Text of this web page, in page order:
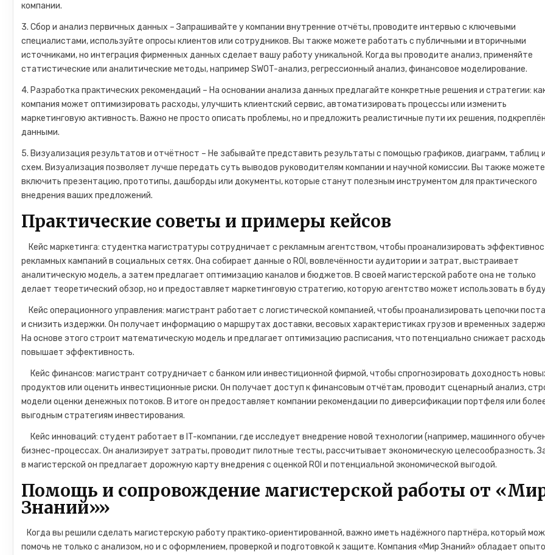
компании.
3. Сбор и анализ первичных данных – Запрашивайте у компании внутренние отчёты, проводите интервью с ключевыми
специалистами, используйте опросы клиентов или сотрудников. Вы также можете работать с публичными и вторичными
источниками, но интеграция фирменных данных сделает вашу работу уникальной. Когда вы проводите анализ, применяйте
статистические или аналитические методы, например SWOT-анализ, регрессионный анализ, финансовое моделирование.
4. Разработка практических рекомендаций – На основании анализа данных предлагайте конкретные решения и стратегии:
компания может оптимизировать расходы, улучшить клиентский сервис, автоматизировать процессы или изменить
маркетинговую активность. Важно не просто описать проблемы, но и предложить реалистичные пути их решения,
данными.
5. Визуализация результатов и отчётност – Не забывайте представить результаты с помощью графиков, диаграмм, таблиц и
схем. Визуализация позволяет лучше передать суть выводов руководителям компании и научной комиссии. Вы также можете
включить презентацию, прототипы, дашборды или документы, которые станут полезным инструментом для практического
внедрения ваших предложений.
Практические советы и примеры кейсов
Кейс маркетинга: студентка магистратуры сотрудничает с рекламным агентством, чтобы проанализировать
рекламных кампаний в социальных сетях. Она собирает данные о ROI, вовлечённости аудитории и затрат, выстраивает
аналитическую модель, а затем предлагает оптимизацию каналов и бюджетов. В своей магистерской работе она не только
делает теоретический обзор, но и предоставляет маркетинговую стратегию, которую агентство может использовать в
Кейс операционного управления: магистрант работает с логистической компанией, чтобы проанализировать цепочки
и снизить издержки. Он получает информацию о маршрутах доставки, весовых характеристиках грузов и временных
На основе этого строит математическую модель и предлагает оптимизацию расписания, что потенциально снижает
повышает эффективность.
Кейс финансов: магистрант сотрудничает с банком или инвестиционной фирмой, чтобы спрогнозировать доходность
продуктов или оценить инвестиционные риски. Он получает доступ к финансовым отчётам, проводит сценарный анализ,
модели оценки денежных потоков. В итоге он предоставляет компании рекомендации по диверсификации портфеля или
выгодным стратегиям инвестирования.
Кейс инноваций: студент работает в IT-компании, где исследует внедрение новой технологии (например, машинного
бизнес-процессах. Он анализирует затраты, проводит пилотные тесты, рассчитывает экономическую целесообразность.
в магистерской он предлагает дорожную карту внедрения с оценкой ROI и потенциальной экономической выгодой.
Помощь и сопровождение магистерской работы от
Знаний»»
Когда вы решили сделать магистерскую работу практико‑ориентированной, важно иметь надёжного партнёра, который
помочь не только с анализом, но и с оформлением, проверкой и подготовкой к защите. Компания «Мир Знаний» обладает